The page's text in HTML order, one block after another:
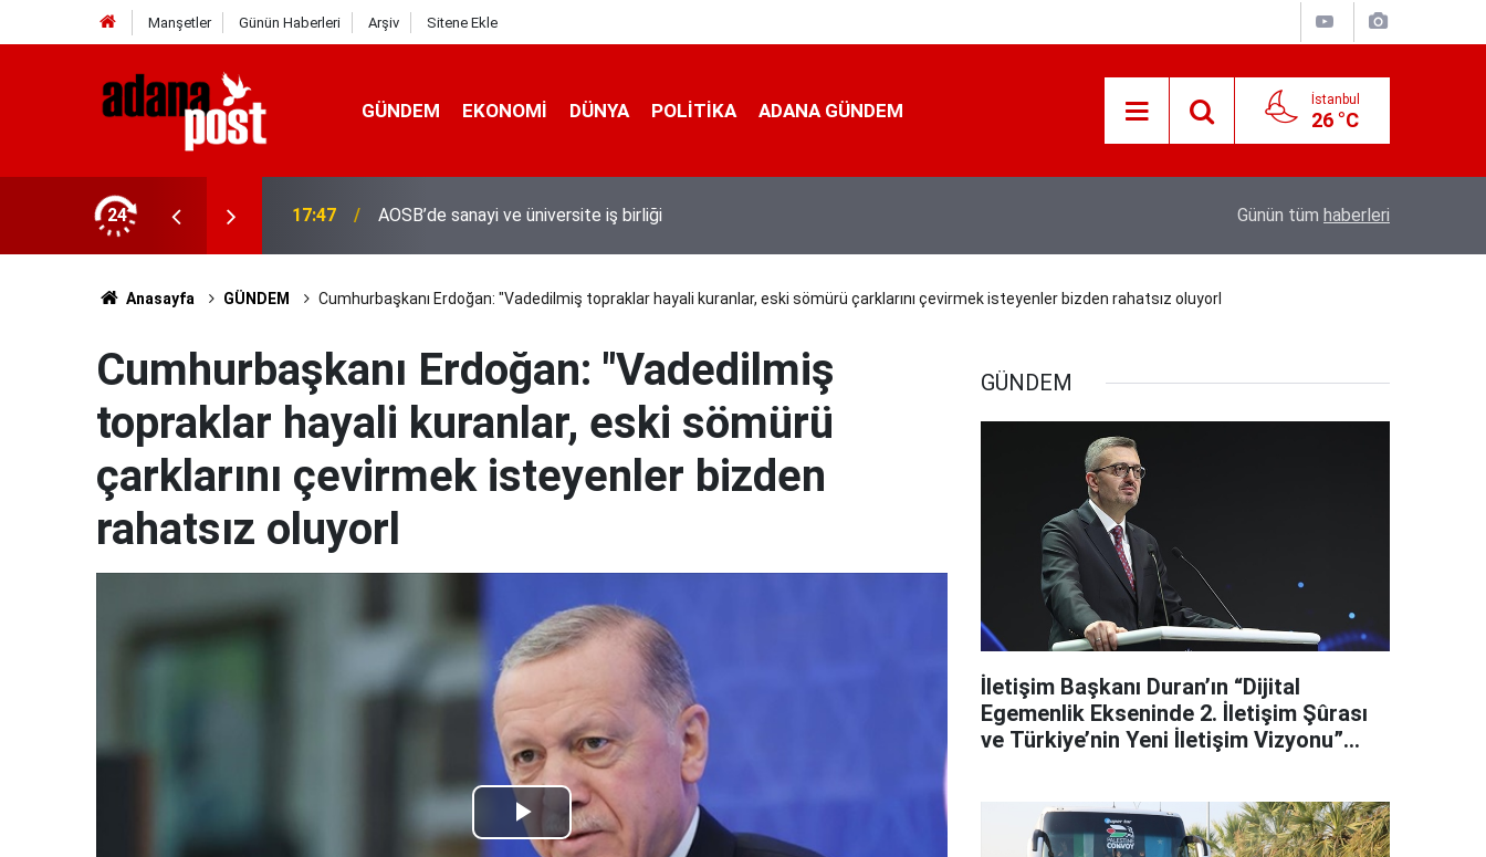
Manşetler Günün Haberleri Arşiv Sitene Ekle
GÜNDEM EKONOMI DÜNYA POLİTİKA ADANA GÜNDEM İstanbul
26 °C
24 17:41 Adana'da servis taşımacıları yeni plaka ihalesine tepki gösterdi
Danişma Merkezini Ziyaret Etti
Günün tüm haberleri
Anasayfa GÜNDEM Cumhurbaşkanı Erdoğan: "Vadedilmiş topraklar hayali kuranlar, eski sömürü çarklarını çevirmek isteyenler bizden rahatsız oluyorl
Cumhurbaşkanı Erdoğan: "Vadedilmiş
topraklar hayali kuranlar, eski sömürü
çarklarını çevirmek isteyenler bizden
rahatsız oluyorl
Play
GÜNDEM
İletişim Başkanı Duran’ın “Dijital
Egemenlik Ekseninde 2. İletişim Şûrası
ve Türkiye’nin Yeni İletişim Vizyonu”